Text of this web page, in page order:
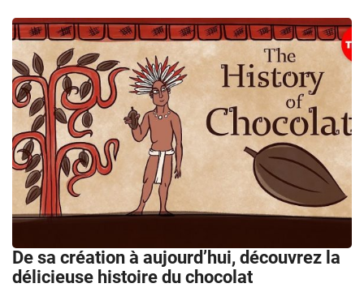
De sa création à aujourd’hui, découvrez la
délicieuse histoire du chocolat